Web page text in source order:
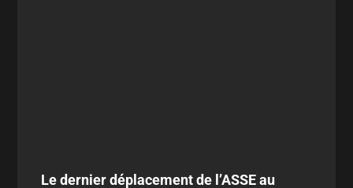
Le dernier déplacement de l’ASSE au